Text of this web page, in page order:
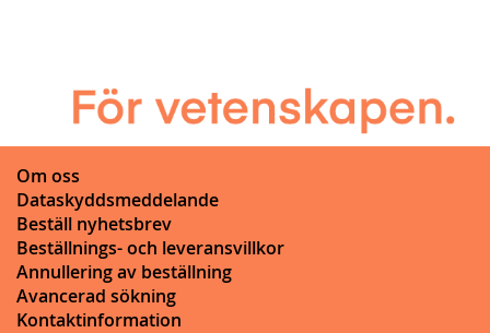
Om oss
Dataskyddsmeddelande
Beställ nyhetsbrev
Beställnings- och leveransvillkor
Annullering av beställning
Avancerad sökning
Kontaktinformation